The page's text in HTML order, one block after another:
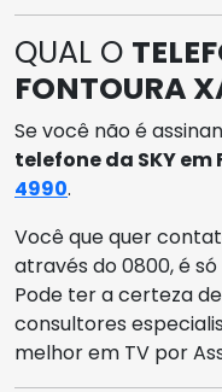
QUAL O
FONTOURA
Se você não é
telefone da SKY
4990.
Você que quer
através do 0800, é
Pode ter a certeza
consultores
melhor em TV por